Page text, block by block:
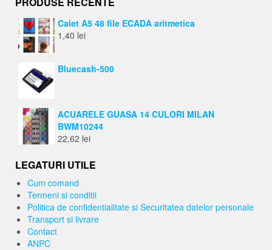
Caiet A5 48 file ECADA aritmetica
1,40 lei
Bluecash-500
ACUARELE GUASA 14 CULORI MILAN
BWM10244
22,62 lei
LEGATURI UTILE
Cum comand
Termeni si conditii
Politica de confidentialitate si Securitatea datelor personale
Transport si livrare
Contact
ANPC